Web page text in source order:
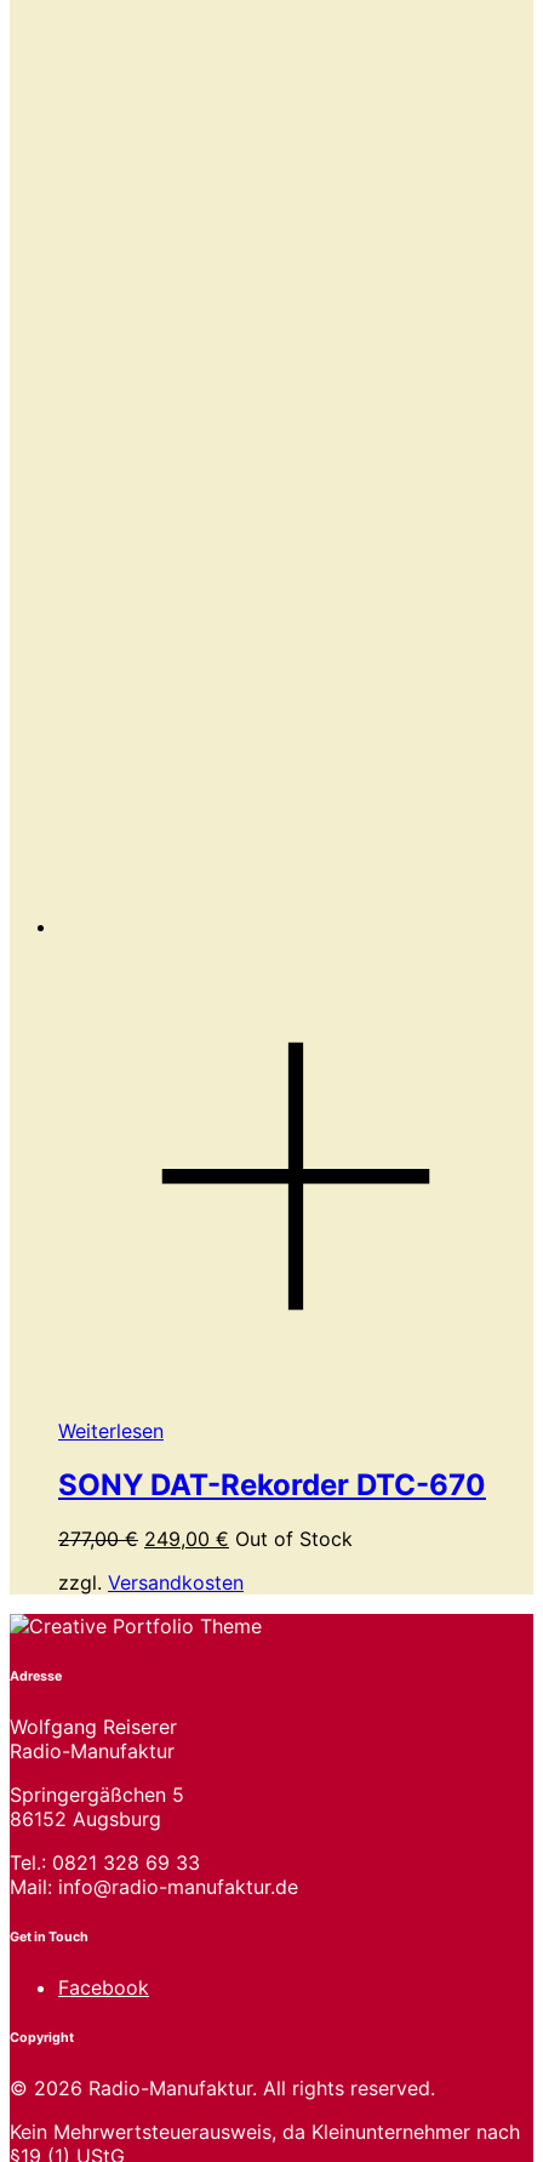
Weiterlesen
SONY DAT-Rekorder DTC-670
277,00€ Ursprünglicher
war:
277,00 €
249,00 € Aktueller
ist:
249,00 €.
Out of Stock
zzgl. Versandkosten
Adresse
Wolfgang Reiserer
Radio-Manufaktur
Springergäßchen 5
86152 Augsburg
Tel.: 0821 328 69 33
Mail: info@radio-manufaktur.de
Get in Touch
Facebook
Copyright
© 2026 Radio-Manufaktur. All rights reserved.
Kein Mehrwertsteuerausweis, da Kleinunternehmer nach
§19 (1) UStG